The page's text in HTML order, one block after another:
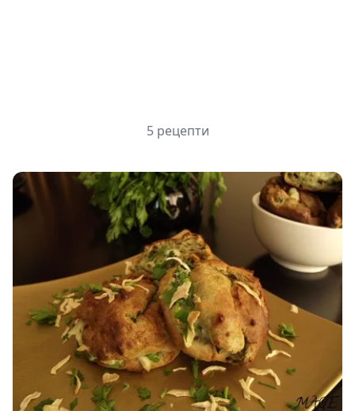
5 рецепти